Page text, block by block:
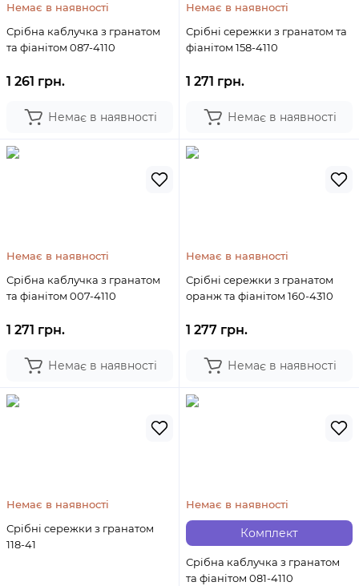
Немає в наявності
Срібна каблучка з гранатом
та фіанітом 087-4110
1 261 грн.
Немає в наявності
Немає в наявності
Срібні сережки з гранатом та
фіанітом 158-4110
1 271 грн.
Немає в наявності
Немає в наявності
Срібна каблучка з гранатом
та фіанітом 007-4110
1 271 грн.
Немає в наявності
Немає в наявності
Срібні сережки з гранатом
оранж та фіанітом 160-4310
1 277 грн.
Немає в наявності
Немає в наявності
Срібні сережки з гранатом
118-41
Комплект
Немає в наявності
Срібна каблучка з гранатом
та фіанітом 081-4110